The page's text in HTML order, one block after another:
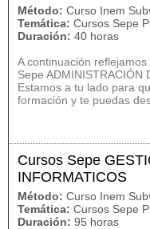
Método: Curso Inem
Temática: Cursos Sepe
Duración: 40 horas
A continuación
Sepe ADMINISTRACIÓN
Estamos a tu lado para
formación y te puedas
Cursos Sepe
INFORMATICOS
Método: Curso Inem
Temática: Cursos Sepe
Duración: 95 horas